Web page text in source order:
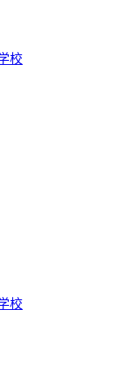
校
校